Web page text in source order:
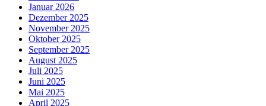
Januar 2026
Dezember 2025
November 2025
Oktober 2025
September 2025
August 2025
Juli 2025
Juni 2025
Mai 2025
April 2025